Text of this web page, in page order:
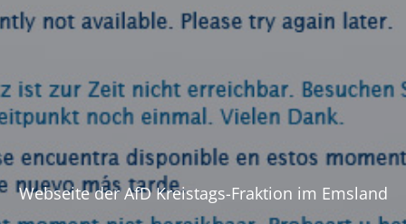
Webseite der AfD Kreistags-Fraktion im Emsland